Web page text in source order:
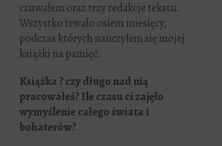
czuwałem oraz trzy redakcje tekstu.
Wszystko trwało osiem miesięcy,
podczas których nauczyłem się mojej
książki na pamięć.
Książka ? czy długo nad nią
pracowałeś? Ile czasu ci zajęło
wymyślenie całegoświata i
bohaterów?